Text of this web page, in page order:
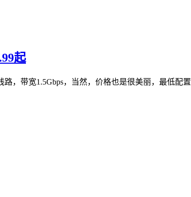
起
，带宽1.5Gbps，当然，价格也是很美丽，最低配